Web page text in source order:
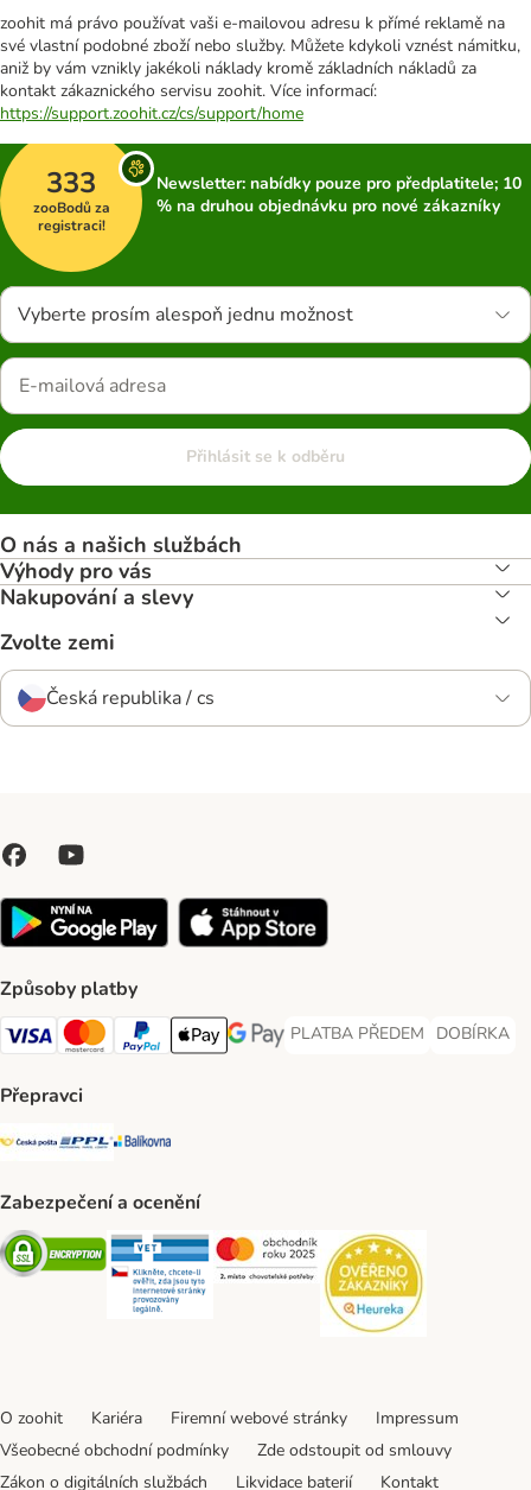
zoohit má právo používat vaši e-mailovou adresu k přímé reklamě na
své vlastní podobné zboží nebo služby. Můžete kdykoli vznést námitku,
aniž by vám vznikly jakékoli náklady kromě základních nákladů za
kontakt zákaznického servisu zoohit. Více informací:
https://support.zoohit.cz/cs/support/home
333
zooBodů za
registraci!
Newsletter: nabídky pouze pro předplatitele; 10
% na druhou objednávku pro nové zákazníky
Vyberte prosím alespoň jednu možnost
Přihlásit se k odběru
O nás a našich službách
Výhody pro vás
Nakupování a slevy
Zvolte zemi
Česká republika / cs
Způsoby platby
Visa Payment Method
Mastercard Payment Method
PayPal Payment Method
Apple pay Payment Method
GooglePay Payment Method
PLATBA PŘEDEM
PLATBA PŘEDEM Payment
DOBÍRKA
DOBÍRKA
Přepravci
Česká pošta Shipping Method
PPL Shipping Method
Balíkovna Shipping Method
Zabezpečení a ocenění
Security Security Security
O zoohit Kariéra Firemní webové stránky
Impressum
Všeobecné obchodní podmínky
Zde odstoupit od smlouvy
Zákon o digitálních službách
Likvidace baterií Kontakt